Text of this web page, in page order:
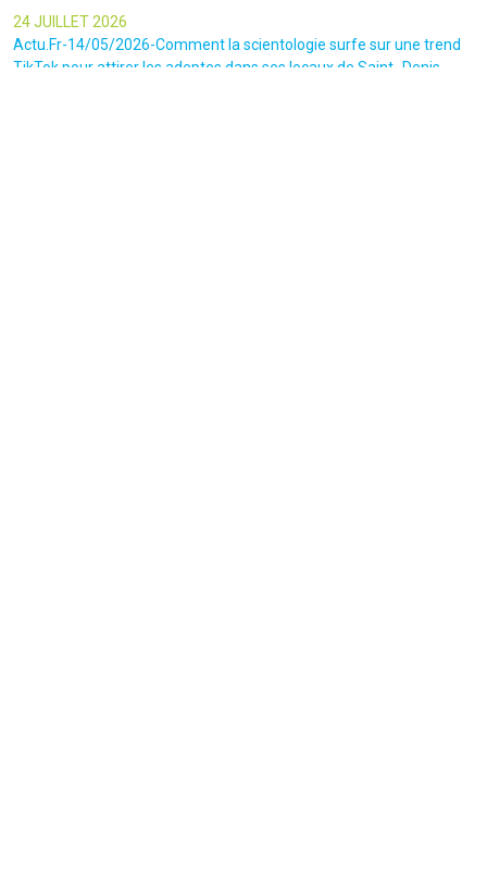
24 JUILLET 2026
Actu.Fr-14/05/2026-Comment la scientologie surfe sur une trend
TikTok pour attirer les adeptes dans ses locaux de Saint -Denis